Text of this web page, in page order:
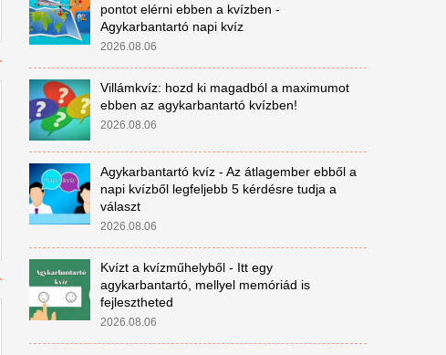
pontot elérni ebben a kvízben -
Agykarbantartó napi kvíz
2026.08.06
Villámkvíz: hozd ki magadból a maximumot
ebben az agykarbantartó kvízben!
2026.08.06
Agykarbantartó kvíz - Az átlagember ebből a
napi kvízből legfeljebb 5 kérdésre tudja a
választ
2026.08.06
Kvízt a kvízműhelyből - Itt egy
agykarbantartó, mellyel memóriád is
fejlesztheted
2026.08.06